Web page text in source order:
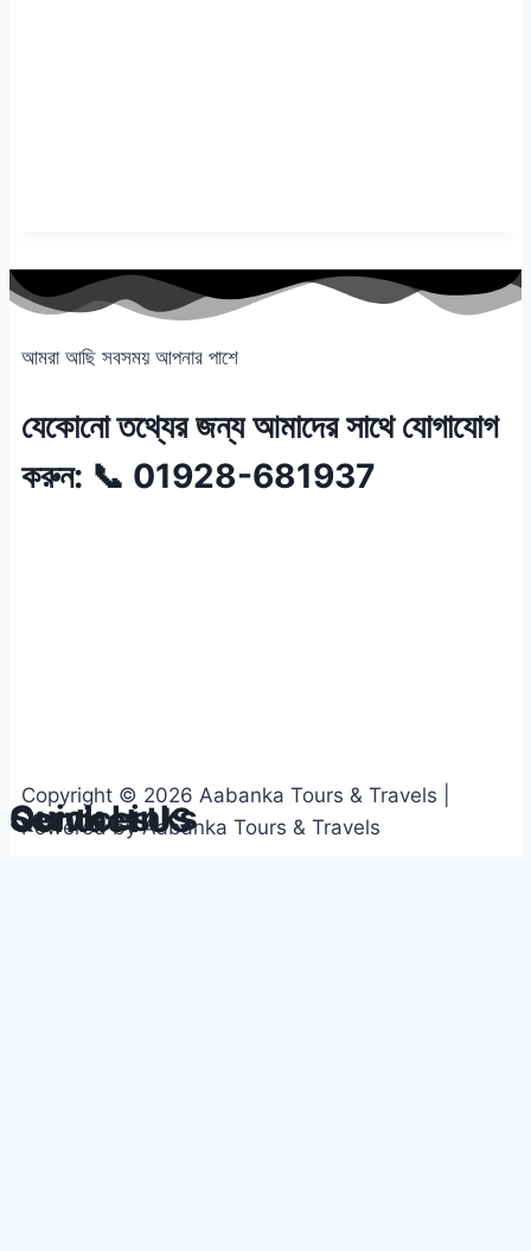
আমরা আছি সবসময় আপনার পাশে
যেকোনো তথ্যের জন্য আমাদের সাথে যোগাযোগ
করুন: 📞 01928-681937
Quick Links
Services
Contact US
Copyright © 2026 Aabanka Tours & Travels |
Powered by Aabanka Tours & Travels